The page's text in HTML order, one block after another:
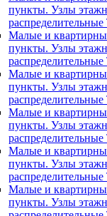
пункты. Узлы
Малые и
пункты. Узлы
Малые и
пункты. Узлы
Малые и
пункты. Узлы
Малые и
пункты. Узлы
Малые и
пункты. Узлы